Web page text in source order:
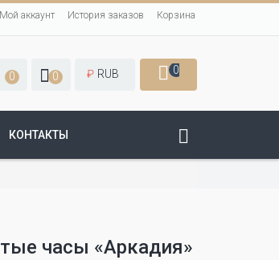
Мой аккаунт История заказов Корзина
0 0 ₽ RUB 0
КОНТАКТЫ
часы «Аркадия»